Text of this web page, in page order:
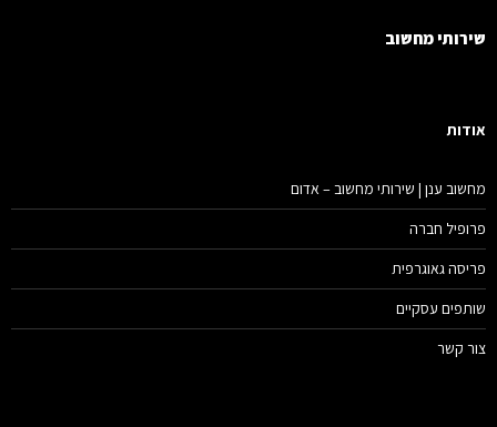
מחשוב
ענן | שירותי מחשוב – אדום
חברה
גאוגרפית
עסקיים
קשר